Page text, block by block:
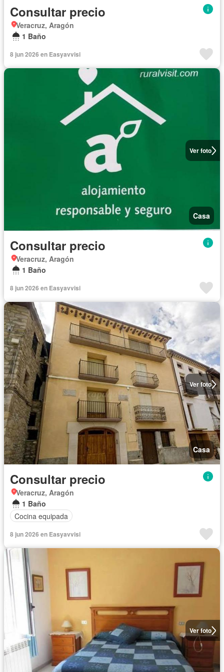
Consultar precio
Veracruz, Aragón
1 Baño
8 jun 2026 en Easyavvisi
Ver foto
Casa
Consultar precio
Veracruz, Aragón
1 Baño
8 jun 2026 en Easyavvisi
Ver foto
Casa
Consultar precio
Veracruz, Aragón
1 Baño
Cocina equipada
8 jun 2026 en Easyavvisi
Ver foto